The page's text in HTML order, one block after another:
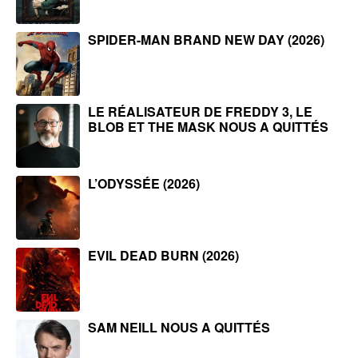
SPIDER-MAN BRAND NEW DAY (2026)
LE RÉALISATEUR DE FREDDY 3, LE
BLOB ET THE MASK NOUS A QUITTÉS
L’ODYSSÉE (2026)
EVIL DEAD BURN (2026)
SAM NEILL NOUS A QUITTÉS